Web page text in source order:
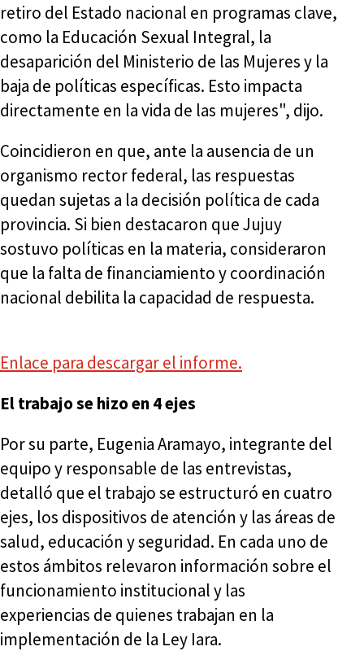
retiro del Estado nacional en programas clave,
como la Educación Sexual Integral, la
desaparición del Ministerio de las Mujeres y la
baja de políticas específicas. Esto impacta
directamente en la vida de las mujeres", dijo.
Coincidieron en que, ante la ausencia de un
organismo rector federal, las respuestas
quedan sujetas a la decisión política de cada
provincia. Si bien destacaron que Jujuy
sostuvo políticas en la materia, consideraron
que la falta de financiamiento y coordinación
nacional debilita la capacidad de respuesta.
Enlace para descargar el informe.
El trabajo se hizo en 4 ejes
Por su parte, Eugenia Aramayo, integrante del
equipo y responsable de las entrevistas,
detalló que el trabajo se estructuró en cuatro
ejes, los dispositivos de atención y las áreas de
salud, educación y seguridad. En cada uno de
estos ámbitos relevaron información sobre el
funcionamiento institucional y las
experiencias de quienes trabajan en la
implementación de la Ley Iara.